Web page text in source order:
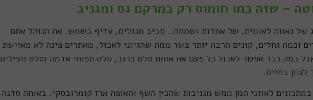
– שזה כמו חומוס רק במרקם גס ומגניב
של גאווה לאומית, של אחדות ושמחה.. סביב מנגלים, עדיף בשמש. את הנוהל אתם
וכמה גחלים, קונים הרבה יותר בשר ממה שהגיוני לאכול, מאתרים פינה לא מאוישת
כמה כבר אפשר לאכול כל פעם את אותם סלט כרוב, סלט תפוחי אדמה וסלט חצילים
בחיים.
לאוזני המן ממש מגניבות שהכין השף והאופה ארז קומרובסקי. באותה סדנה